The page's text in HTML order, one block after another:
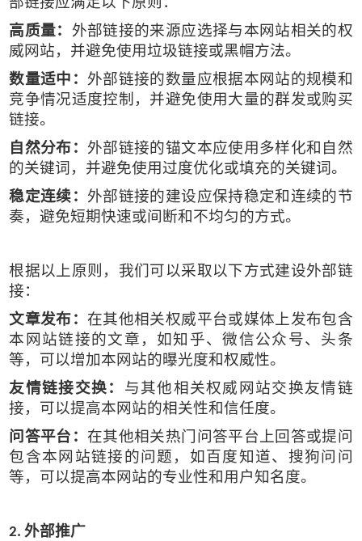
高质量： 外部链接的来源应选择与本网站相关的权
威网站，并避免使用垃圾链接或黑帽方法。
数量适中： 外部链接的数量应根据本网站的规模和
竞争情况适度控制，并避免使用大量的群发或购买
链接。
自然分布： 外部链接的锚文本应使用多样化和自然
的关键词，并避免使用过度优化或填充的关键词。
稳定连续： 外部链接的建设应保持稳定和连续的节
奏，避免短期快速或间断和不均匀的方式。
根据以上原则，我们可以采取以下方式建设外部链
接：
文章发布：在其他相关权威平台或媒体上发布包含
本网站链接的文章，如知乎、微信公众号、头条
等，可以增加本网站的曝光度和权威性。
友情链接交换： 与其他相关权威网站交换友情链
接，可以提高本网站的相关性和信任度。
问答平台：在其他相关热门问答平台上回答或提问
包含本网站链接的问题，如百度知道、搜狗问问
等，可以提高本网站的专业性和用户知名度。
2.外部推广